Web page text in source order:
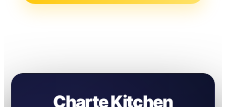
Charte Kitchen